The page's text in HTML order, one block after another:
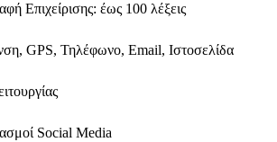
Επιχείρισης: έως 100 λέξεις
GPS, Τηλέφωνο, Email, Ιστοσελίδα
Social Media